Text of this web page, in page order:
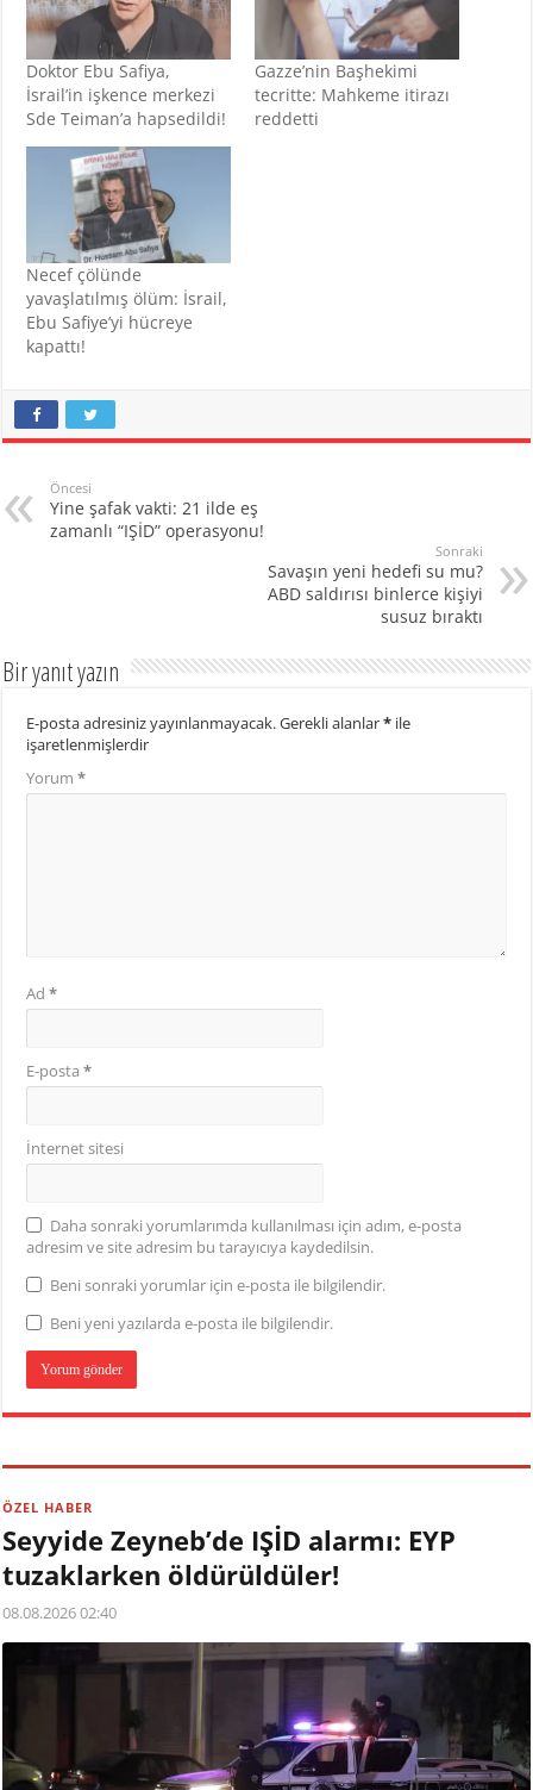
Doktor Ebu Safiya,
İsrail’in işkence merkezi
Sde Teiman’a hapsedildi!
Gazze’nin Başhekimi
tecritte: Mahkeme itirazı
reddetti
Necef çölünde
yavaşlatılmış ölüm: İsrail,
Ebu Safiye’yi hücreye
kapattı!
Öncesi
Yine şafak vakti: 21 ilde eş
zamanlı “IŞİD” operasyonu!
Sonraki
Savaşın yeni hedefi su mu?
ABD saldırısı binlerce kişiyi
susuz bıraktı
Bir yanıt yazın
E-posta adresiniz yayınlanmayacak.Gerekli alanlar* ile
işaretlenmişlerdir
Yorum*
Ad*
E-posta*
İnternet sitesi
Daha sonraki yorumlarımda kullanılması için adım, e-posta
adresim ve site adresim bu tarayıcıya kaydedilsin.
Beni sonraki yorumlar için e-posta ile bilgilendir.
Beni yeni yazılarda e-posta ile bilgilendir.
ÖZEL HABER
Seyyide Zeyneb’de IŞİD alarmı: EYP
tuzaklarken öldürüldüler!
08.08.2026 02:40